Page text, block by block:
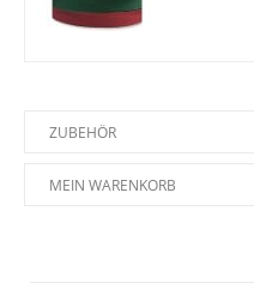
ZUBEHÖR
MEIN WARENKORB